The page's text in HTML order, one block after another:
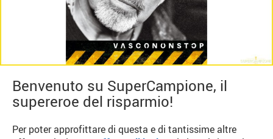
Benvenuto su SuperCampione, il
supereroe del risparmio!
Per poter approfittare di questa e di tantissime altre